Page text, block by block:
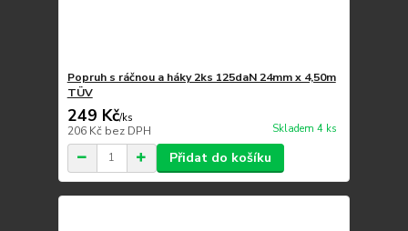
Popruh s ráčnou a háky 2ks 125daN 24mm x 4,50m
TÜV
249 Kč/ks
206 Kč bez DPH Skladem 4 ks
Přidat do košíku